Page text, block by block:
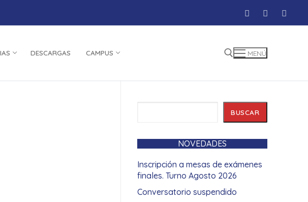
DESCARGAS CAMPUS MENÚ
BUSCAR
NOVEDADES
Inscripción a mesas de exámenes
finales. Turno Agosto 2026
Conversatorio suspendido